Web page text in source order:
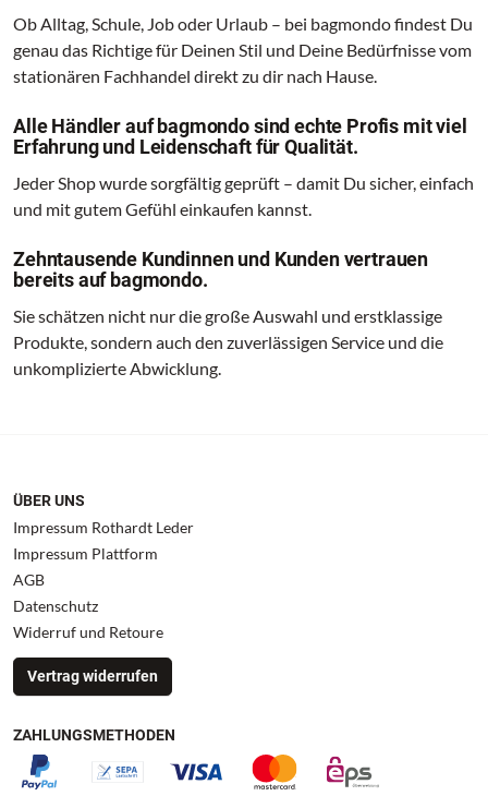
Ob Alltag, Schule, Job oder Urlaub – bei bagmondo findest Du
genau das Richtige für Deinen Stil und Deine Bedürfnisse vom
stationären Fachhandel direkt zu dir nach Hause.
Alle Händler auf bagmondo sind echte Profis mit viel
Erfahrung und Leidenschaft für Qualität.
Jeder Shop wurde sorgfältig geprüft – damit Du sicher, einfach
und mit gutem Gefühl einkaufen kannst.
Zehntausende Kundinnen und Kunden vertrauen
bereits auf bagmondo.
Sie schätzen nicht nur die große Auswahl und erstklassige
Produkte, sondern auch den zuverlässigen Service und die
unkomplizierte Abwicklung.
ÜBER UNS
Impressum Rothardt Leder
Impressum Plattform
AGB
Datenschutz
Widerruf und Retoure
Vertrag widerrufen
ZAHLUNGSMETHODEN